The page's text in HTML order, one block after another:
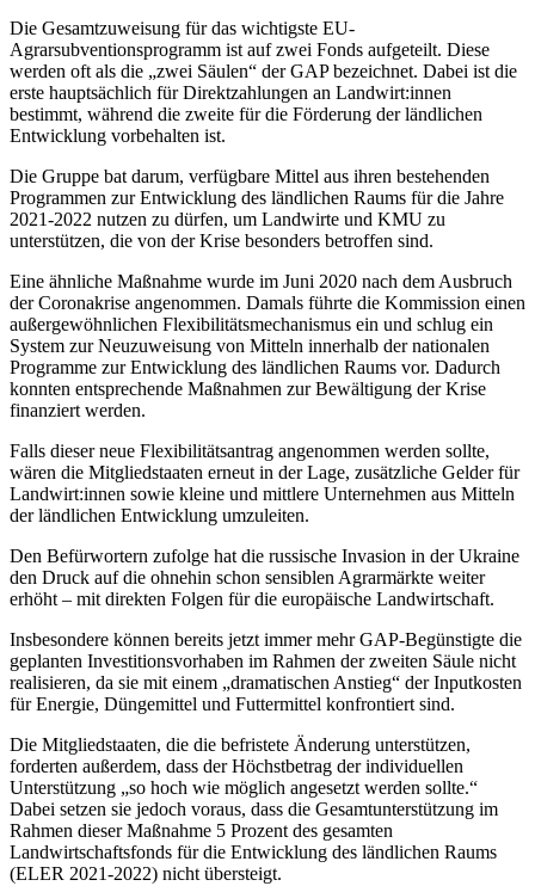
Die Gesamtzuweisung für das wichtigste EU-
Agrarsubventionsprogramm ist auf zwei Fonds aufgeteilt. Diese
werden oft als die „zwei Säulen“ der GAP bezeichnet. Dabei ist die
erste hauptsächlich für Direktzahlungen an Landwirt:innen
bestimmt, während die zweite für die Förderung der ländlichen
Entwicklung vorbehalten ist.
Die Gruppe bat darum, verfügbare Mittel aus ihren bestehenden
Programmen zur Entwicklung des ländlichen Raums für die Jahre
2021-2022 nutzen zu dürfen, um Landwirte und KMU zu
unterstützen, die von der Krise besonders betroffen sind.
Eine ähnliche Maßnahme wurde im Juni 2020 nach dem Ausbruch
der Coronakrise angenommen. Damals führte die Kommission einen
außergewöhnlichen Flexibilitätsmechanismus ein und schlug ein
System zur Neuzuweisung von Mitteln innerhalb der nationalen
Programme zur Entwicklung des ländlichen Raums vor. Dadurch
konnten entsprechende Maßnahmen zur Bewältigung der Krise
finanziert werden.
Falls dieser neue Flexibilitätsantrag angenommen werden sollte,
wären die Mitgliedstaaten erneut in der Lage, zusätzliche Gelder für
Landwirt:innen sowie kleine und mittlere Unternehmen aus Mitteln
der ländlichen Entwicklung umzuleiten.
Den Befürwortern zufolge hat die russische Invasion in der Ukraine
den Druck auf die ohnehin schon sensiblen Agrarmärkte weiter
erhöht – mit direkten Folgen für die europäische Landwirtschaft.
Insbesondere können bereits jetzt immer mehr GAP-Begünstigte die
geplanten Investitionsvorhaben im Rahmen der zweiten Säule nicht
realisieren, da sie mit einem „dramatischen Anstieg“ der Inputkosten
für Energie, Düngemittel und Futtermittel konfrontiert sind.
Die Mitgliedstaaten, die die befristete Änderung unterstützen,
forderten außerdem, dass der Höchstbetrag der individuellen
Unterstützung „so hoch wie möglich angesetzt werden sollte.“
Dabei setzen sie jedoch voraus, dass die Gesamtunterstützung im
Rahmen dieser Maßnahme 5 Prozent des gesamten
Landwirtschaftsfonds für die Entwicklung des ländlichen Raums
(ELER 2021-2022) nicht übersteigt.